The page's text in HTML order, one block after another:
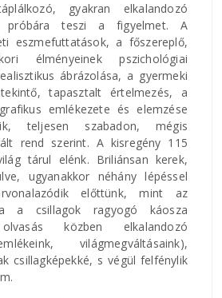
gyakran elkalandozó
próbára teszi a figyelmet. A
eszmefuttatások, a főszereplő,
élményeinek pszichológiai
ábrázolása, a gyermeki
tapasztalt értelmezés, a
emlékezete és elemzése
teljesen szabadon, mégis
rend szerint. A kisregény 115
tárul elénk. Briliánsan kerek,
ugyanakkor néhány lépéssel
előttünk, mint az
a csillagok ragyogó káosza
közben elkalandozó
világmegváltásaink),
csillagképekké, s végül felfénylik